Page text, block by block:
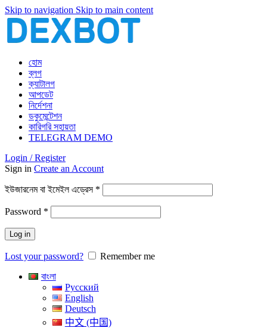
Skip to navigation Skip to main content
হোম
ব্লগ
ক্যাটালগ
আপডেট
নির্দেশনা
ডকুমেন্টেশন
কারিগরি সহায়তা
TELEGRAM DEMO
Login / Register
Sign in Create an Account
ইউজারনেম বা ইমেইল এড্রেস *
Password *
Log in
Lost your password?
Remember me
বাংলা
Русский
English
Deutsch
中文 (中国)